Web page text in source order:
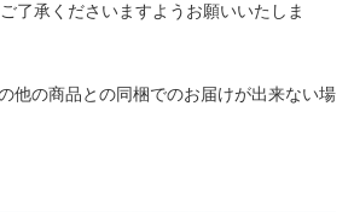
了承くださいますようお願いいたしま
他の商品との同梱でのお届けが出来ない場